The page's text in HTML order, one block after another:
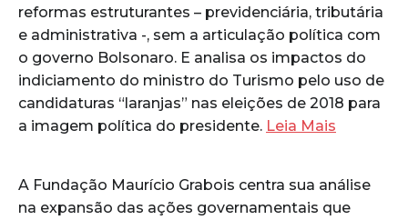
reformas estruturantes – previdenciária, tributária
e administrativa -, sem a articulação política com
o governo Bolsonaro. E analisa os impactos do
indiciamento do ministro do Turismo pelo uso de
candidaturas “laranjas” nas eleições de 2018 para
a imagem política do presidente. Leia Mais
A Fundação Maurício Grabois centra sua análise
na expansão das ações governamentais que